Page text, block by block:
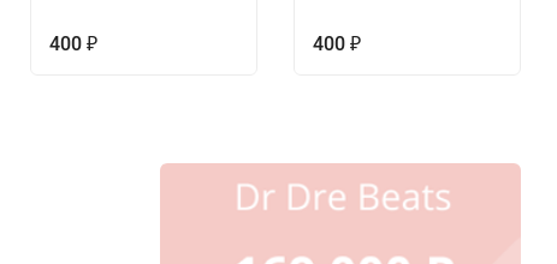
400 ₽ 400 ₽